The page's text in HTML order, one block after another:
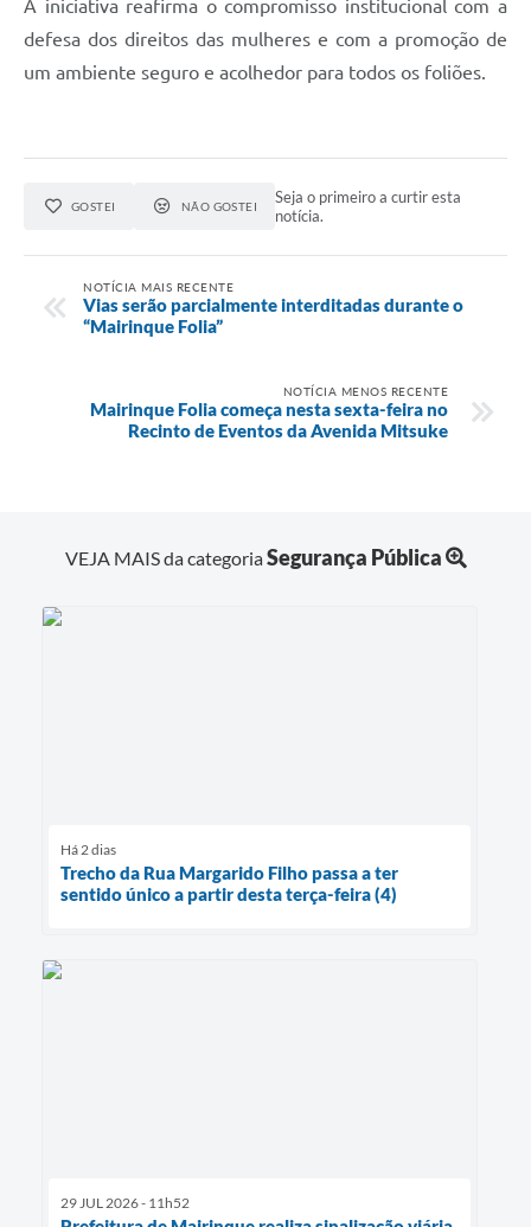
A iniciativa reafirma o compromisso institucional com a
defesa dos direitos das mulheres e com a promoção de
um ambiente seguro e acolhedor para todos os foliões.
GOSTEI NÃO GOSTEI
Seja o primeiro a curtir esta
notícia.
NOTÍCIA MAIS RECENTE
Vias serão parcialmente interditadas durante o
“Mairinque Folia”
NOTÍCIA MENOS RECENTE
Mairinque Folia começa nesta sexta-feira no
Recinto de Eventos da Avenida Mitsuke
VEJA MAIS da categoriaSegurança Pública
Há 2 dias
Trecho da Rua Margarido Filho passa a ter
sentido único a partir desta terça-feira (4)
29 JUL 2026 - 11h52